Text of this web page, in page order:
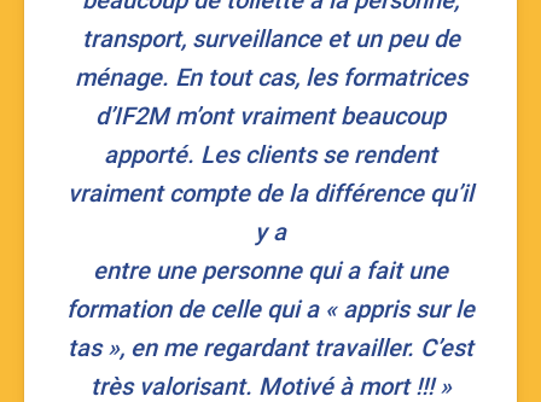
transport, surveillance et un peu de
ménage. En tout cas, les formatrices
d’IF2M m’ont vraiment beaucoup
apporté. Les clients se rendent
vraiment compte de la différence qu’il
y a
entre une personne qui a fait une
formation de celle qui a « appris sur le
tas », en me regardant travailler. C’est
très valorisant. Motivé à mort !!! »